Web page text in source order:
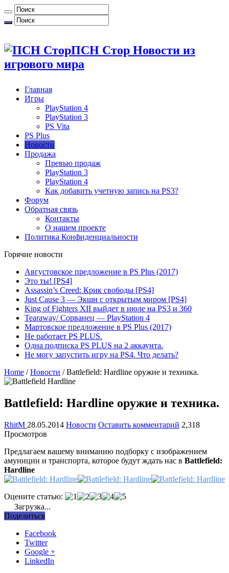
ПСН Стор Новости из
игрового мира
Главная
Игры
PlayStation 4
PlayStation 3
PS Vita
PS Plus
Новости
Продажа
Превью продаж
PlayStation 3
PlayStation 4
Как добавить учетную запись на PS3?
Форум
Обратная связь
Контакты
О нашем проекте
Политика Конфиденциальности
Горячие новости
Августовское предложение в PS Plus (2017)
Это ты! [PS4]
Assassin’s Creed: Крик свободы [PS4]
Just Cause 3 — Экшн с открытым миром [PS4]
King of Fighters XII выйдет в июле на PS3 и 360
Tearaway/ Сорванец — PlayStation 4
Мартовское предложение в PS Plus (2017)
Не работает PS PLUS.
Одна подписка PS PLUS на 2 аккаунта.
Не могу запустить игру на PS4. Что делать?
Home / Новости / Battlefield: Hardline оружие и техника.
Battlefield: Hardline оружие и техника.
RhitM 28.05.2014 Новости Оставить комментарий 2,318
Просмотров
Предлагаем вашему вниманию подборку с изображением
амуниции и транспорта, которое будут ждать нас в Battlefield:
Hardline
Оцените статью:
Загрузка...
Поделиться
Facebook
Twitter
Google +
LinkedIn